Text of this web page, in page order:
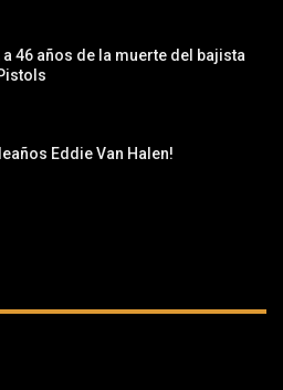
46 años de la muerte del bajista
Eddie Van Halen!